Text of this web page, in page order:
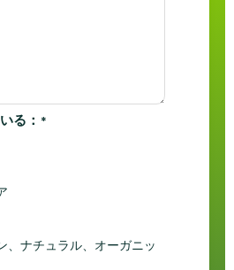
る： *
、ナチュラル、オーガニッ